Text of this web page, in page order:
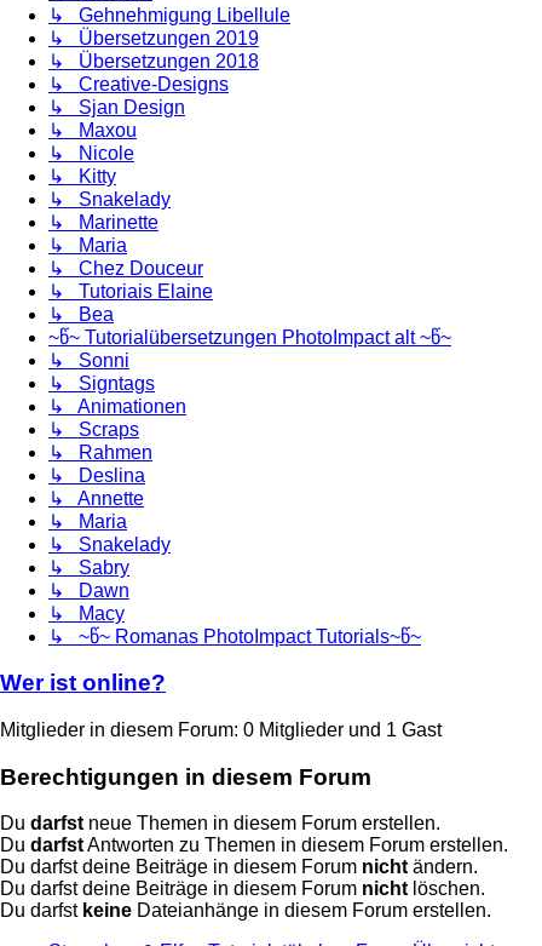
↳ Gehnehmigung Libellule
↳ Übersetzungen 2019
↳ Übersetzungen 2018
↳ Creative-Designs
↳ Sjan Design
↳ Maxou
↳ Nicole
↳ Kitty
↳ Snakelady
↳ Marinette
↳ Maria
↳ Chez Douceur
↳ Tutoriais Elaine
↳ Bea
~წ~ Tutorialübersetzungen PhotoImpact alt ~წ~
↳ Sonni
↳ Signtags
↳ Animationen
↳ Scraps
↳ Rahmen
↳ Deslina
↳ Annette
↳ Maria
↳ Snakelady
↳ Sabry
↳ Dawn
↳ Macy
↳ ~წ~ Romanas PhotoImpact Tutorials~წ~
Wer ist online?
Mitglieder in diesem Forum: 0 Mitglieder und 1 Gast
Berechtigungen in diesem Forum
Du darfstneue Themen in diesem Forum erstellen.
Du darfstAntworten zu Themen in diesem Forum erstellen.
Du darfst deine Beiträge in diesem Forum nichtändern.
Du darfst deine Beiträge in diesem Forum nichtlöschen.
Du darfst keine Dateianhänge in diesem Forum erstellen.